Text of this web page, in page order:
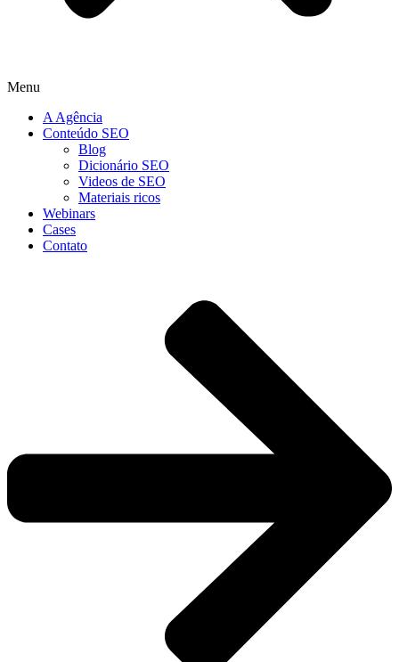
Menu
A Agência
Conteúdo SEO
Blog
Dicionário SEO
Videos de SEO
Materiais ricos
Webinars
Cases
Contato